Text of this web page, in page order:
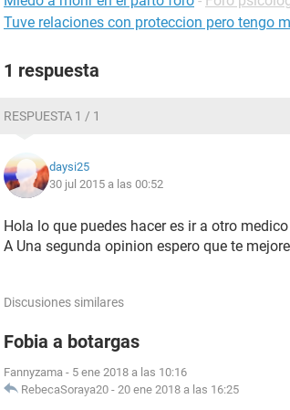
Tuve relaciones con proteccion pero tengo
1 respuesta
RESPUESTA 1 / 1
daysi25
30 jul 2015 a las 00:52
Hola lo que puedes hacer es ir a otro medico
A Una segunda opinion espero que te
Discusiones similares
Fobia a botargas
Fannyzama - 5 ene 2018 a las 10:16
RebecaSoraya20 - 20 ene 2018 a las 16:25